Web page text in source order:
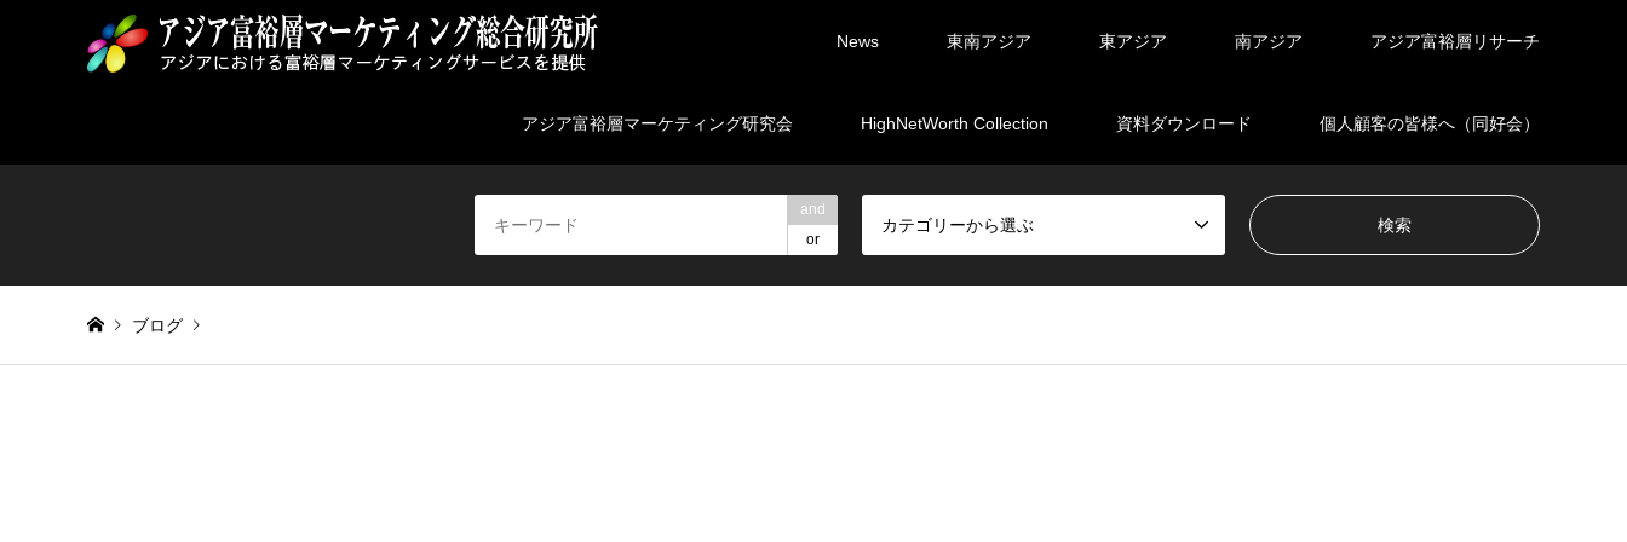
News 東南アジア 東アジア 南アジア アジア富裕層リサーチ
アジア富裕層マーケティング研究会 HighNetWorth Collection 資料ダウンロード 個人顧客の皆様へ（同好会）
and
or
カテゴリーから選ぶ
ブログ